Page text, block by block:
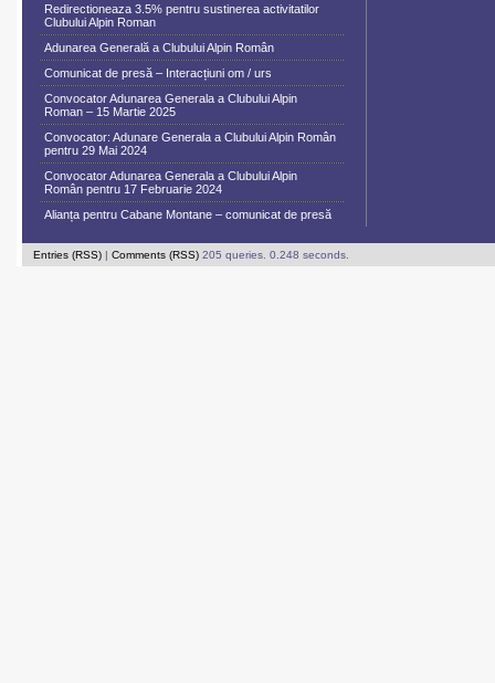
Redirectioneaza 3.5% pentru sustinerea activitatilor
Clubului Alpin Roman
Adunarea Generală a Clubului Alpin Român
Comunicat de presă – Interacțiuni om / urs
Convocator Adunarea Generala a Clubului Alpin
Roman – 15 Martie 2025
Convocator: Adunare Generala a Clubului Alpin Român
pentru 29 Mai 2024
Convocator Adunarea Generala a Clubului Alpin
Român pentru 17 Februarie 2024
Alianța pentru Cabane Montane – comunicat de presă
Entries (RSS) | Comments (RSS) 205 queries. 0.248 seconds.